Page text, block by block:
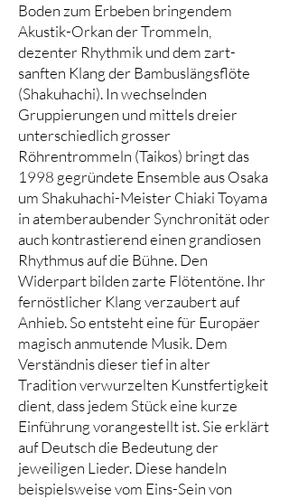
Boden zum Erbeben bringendem
Akustik-Orkan der Trommeln,
dezenter Rhythmik und dem zart-
sanften Klang der Bambuslängsflöte
(Shakuhachi). In wechselnden
Gruppierungen und mittels dreier
unterschiedlich grosser
Röhrentrommeln (Taikos) bringt das
1998 gegründete Ensemble aus Osaka
um Shakuhachi-Meister Chiaki Toyama
in atemberaubender Synchronität oder
auch kontrastierend einen grandiosen
Rhythmus auf die Bühne. Den
Widerpart bilden zarte Flötentöne. Ihr
fernöstlicher Klang verzaubert auf
Anhieb. So entsteht eine für Europäer
magisch anmutende Musik. Dem
Verständnis dieser tief in alter
Tradition verwurzelten Kunstfertigkeit
dient, dass jedem Stück eine kurze
Einführung vorangestellt ist. Sie erklärt
auf Deutsch die Bedeutung der
jeweiligen Lieder. Diese handeln
beispielsweise vom Eins-Sein von